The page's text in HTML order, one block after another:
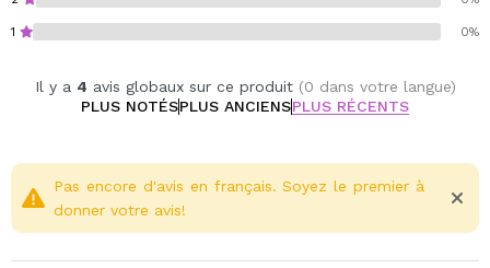
1 0%
Il y a 4 avis globaux sur ce produit (0 dans votre langue)
PLUS NOTÉSPLUS ANCIENSPLUS RÉCENTS
Pas encore d'avis en français. Soyez le premier à
donner votre avis!